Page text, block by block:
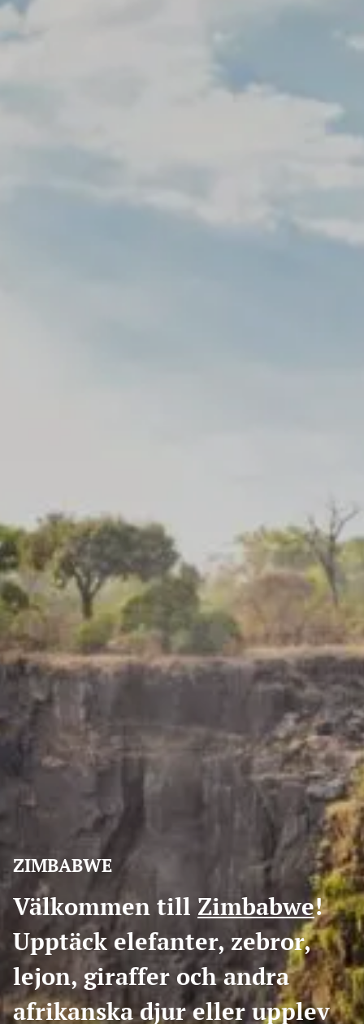
ZIMBABWE
Välkommen till Zimbabwe!
Upptäck elefanter, zebror,
lejon, giraffer och andra
afrikanska djur eller upplev